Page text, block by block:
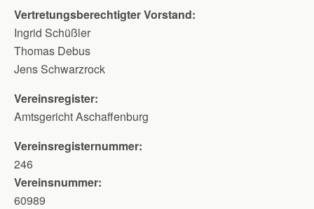
Vertretungsberechtigter Vorstand:
Ingrid Schüßler
Thomas Debus
Jens Schwarzrock
Vereinsregister:
Amtsgericht Aschaffenburg
Vereinsregisternummer:
246
Vereinsnummer:
60989